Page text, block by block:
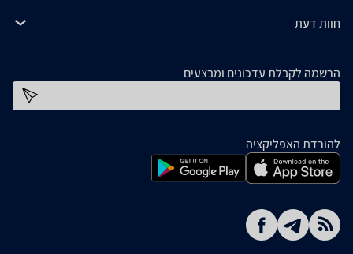
חוות דעת
הרשמה לקבלת עדכונים ומבצעים
להורדת האפליקציה